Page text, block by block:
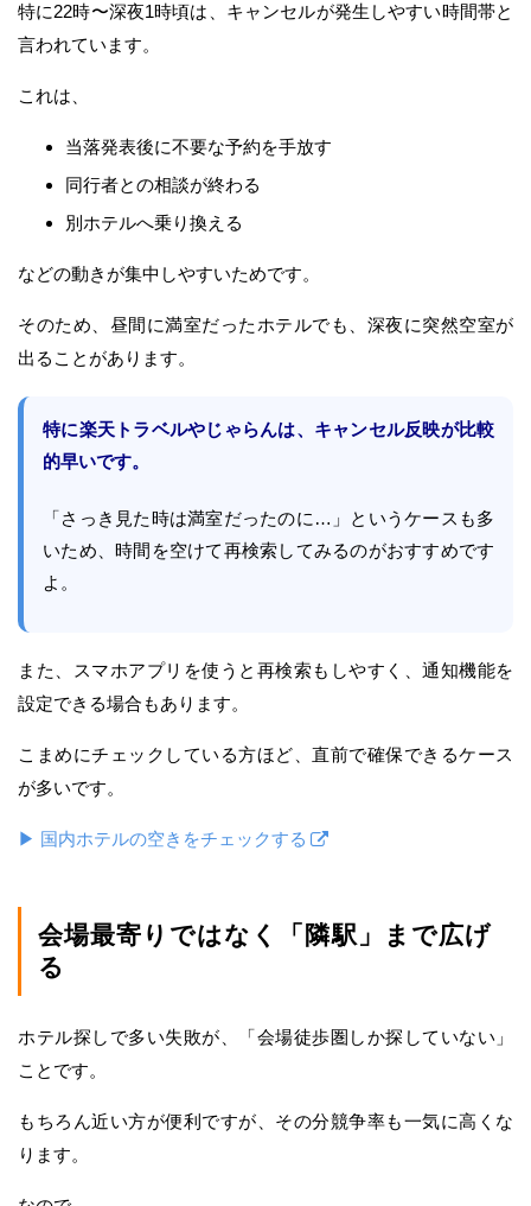
特に22時〜深夜1時頃は、キャンセルが発生しやすい時間帯と
言われています。
これは、
当落発表後に不要な予約を手放す
同行者との相談が終わる
別ホテルへ乗り換える
などの動きが集中しやすいためです。
そのため、昼間に満室だったホテルでも、深夜に突然空室が
出ることがあります。
特に楽天トラベルやじゃらんは、キャンセル反映が比較
的早いです。
「さっき見た時は満室だったのに…」というケースも多
いため、時間を空けて再検索してみるのがおすすめです
よ。
また、スマホアプリを使うと再検索もしやすく、通知機能を
設定できる場合もあります。
こまめにチェックしている方ほど、直前で確保できるケース
が多いです。
▶ 国内ホテルの空きをチェックする
会場最寄りではなく「隣駅」まで広げ
る
ホテル探しで多い失敗が、「会場徒歩圏しか探していない」
ことです。
もちろん近い方が便利ですが、その分競争率も一気に高くな
ります。